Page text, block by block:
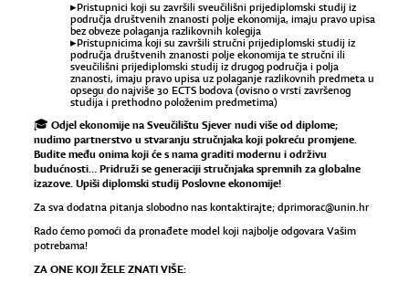
▸Pristupnici koji su završili sveučilišni prijediplomski studij iz
područja društvenih znanosti polje ekonomija, imaju pravo upisa
bez obveze polaganja razlikovnih kolegija
▸Pristupnicima koji su završili stručni prijediplomski studij iz
područja društvenih znanosti polje ekonomija te stručni ili
sveučilišni prijediplomski studij iz drugog područja i polja
znanosti, imaju pravo upisa uz polaganje razlikovnih predmeta u
opsegu do najviše 30 ECTS bodova (ovisno o vrsti završenog
studija i prethodno položenim predmetima)
🎓 Odjel ekonomije na Sveučilištu Sjever nudi više od diplome;
nudimo partnerstvo u stvaranju stručnjaka koji pokreću promjene.
Budite među onima koji će s nama graditi modernu i održivu
budućnosti… Pridruži se generaciji stručnjaka spremnih za globalne
izazove. Upiši diplomski studij Poslovne ekonomije!
Za sva dodatna pitanja slobodno nas kontaktirajte; dprimorac@unin.hr
Rado ćemo pomoći da pronađete model koji najbolje odgovara Vašim
potrebama!
ZA ONE KOJI ŽELE ZNATI VIŠE: